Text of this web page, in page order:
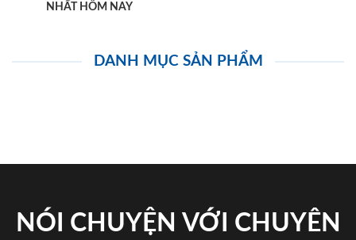
NHẤT HÔM NAY
DANH MỤC SẢN PHẨM
NÓI CHUYỆN VỚI CHUYÊN